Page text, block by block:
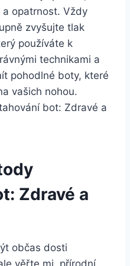
opatrnost. Vždy
zvyšujte ‍tlak
používáte k⁢
technikami a
pohodlné​ boty, které
vašich ​nohou.
‌Zdravé⁢ a‍
občas dosti
věřte mi, přírodní